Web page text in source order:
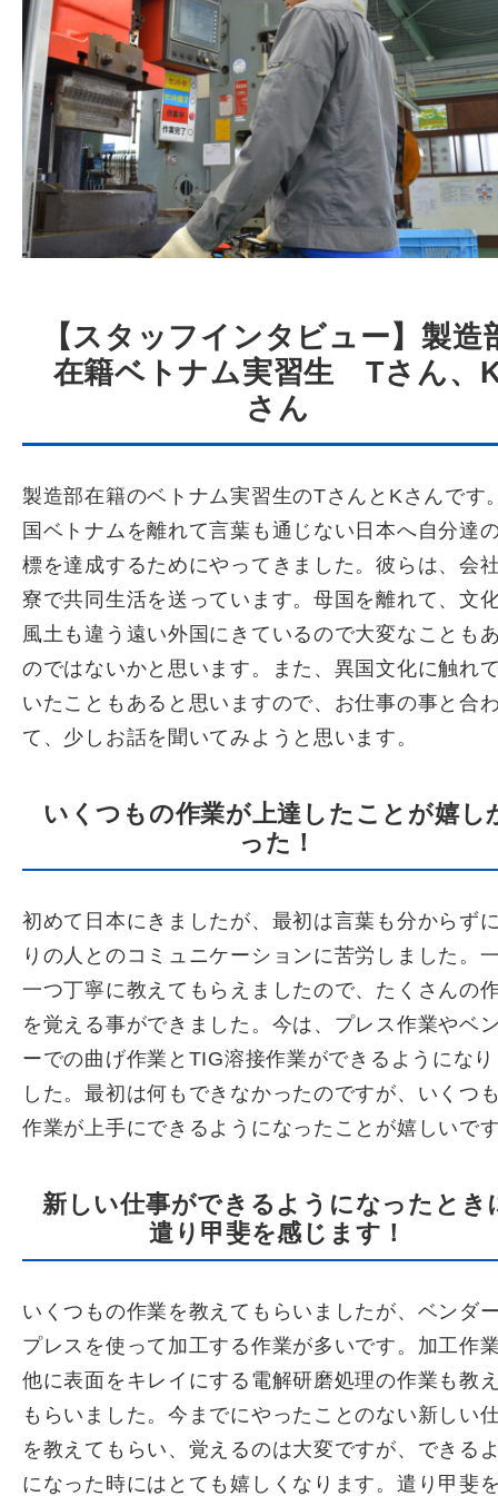
【スタッフインタビュー】製造
在籍ベトナム実習生 Tさん、
さん
製造部在籍のベトナム実習生のTさんとKさんです
国ベトナムを離れて言葉も通じない日本へ自分達
標を達成するためにやってきました。彼らは、会
寮で共同生活を送っています。母国を離れて、文
風土も違う遠い外国にきているので大変なことも
のではないかと思います。また、異国文化に触れ
いたこともあると思いますので、お仕事の事と合
て、少しお話を聞いてみようと思います。
いくつもの作業が上達したことが嬉し
った！
初めて日本にきましたが、最初は言葉も分からず
りの人とのコミュニケーションに苦労しました。
一つ丁寧に教えてもらえましたので、たくさんの
を覚える事ができました。今は、プレス作業やベ
ーでの曲げ作業とTIG溶接作業ができるようにな
した。最初は何もできなかったのですが、いくつ
作業が上手にできるようになったことが嬉しいで
新しい仕事ができるようになったとき
遣り甲斐を感じます！
いくつもの作業を教えてもらいましたが、ベンダ
プレスを使って加工する作業が多いです。加工作
他に表面をキレイにする電解研磨処理の作業も教
もらいました。今までにやったことのない新しい
を教えてもらい、覚えるのは大変ですが、できる
になった時にはとても嬉しくなります。遣り甲斐